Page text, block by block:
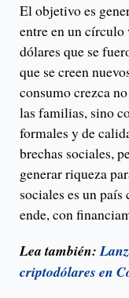
El objetivo es
entre en un
dólares que se
que se creen
consumo crezca
las familias, sino
formales y de
brechas sociales,
generar riqueza
sociales es un
ende, con
Lea también:
criptodólares en